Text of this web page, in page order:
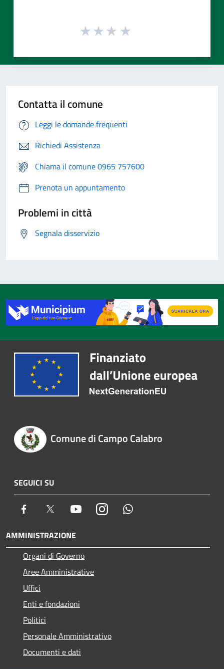
Contatta il comune
Leggi le domande frequenti
Richiedi Assistenza
Chiama il comune 0965 757600
Prenota un appuntamento
Problemi in città
Segnala disservizio
Comune di Campo Calabro
SEGUICI SU
Facebook Twitter YoutubeInstagram
AMMINISTRAZIONE
Organi di Governo
Aree Amministrative
Uffici
Enti e fondazioni
Politici
Personale Amministrativo
Documenti e dati